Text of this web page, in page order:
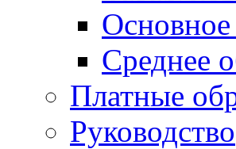
Среднее
Платные
Руководство